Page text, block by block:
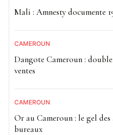
Mali : Amnesty documente
CAMEROUN
Dangote Cameroun :
ventes
CAMEROUN
Or au Cameroun : le gel
bureaux